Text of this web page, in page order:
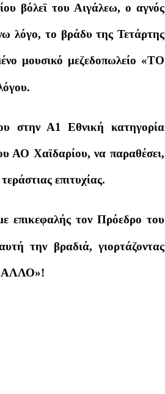
βόλεϊ του Αιγάλεω, ο αγνός
λόγο, το βράδυ της Τετάρτης
μουσικό μεζεδοπωλείο «ΤΟ
στην Α1 Εθνική κατηγορία
ΑΟ Χαϊδαρίου, να παραθέσει,
επιτυχίας.
επικεφαλής τον Πρόεδρο του
την βραδιά, γιορτάζοντας
ΑΛΛΟ»!